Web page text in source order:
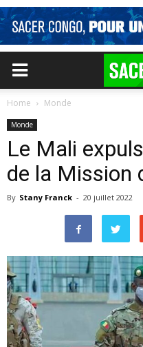
Home Monde
Monde
Le Mali
de la Mission
By Stany Franck - 20 juillet 2022